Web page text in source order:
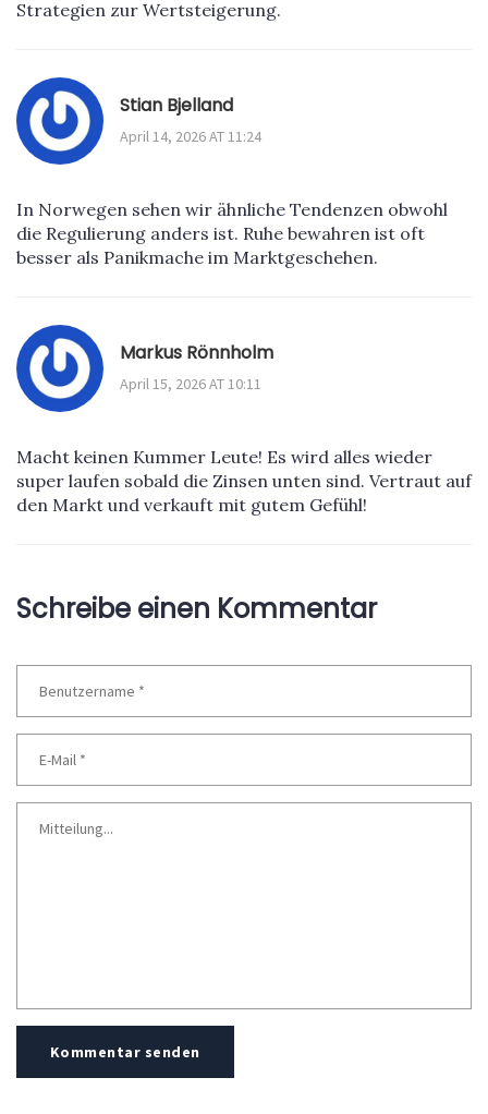
Strategien zur Wertsteigerung.
Stian Bjelland
April 14, 2026 AT 11:24
In Norwegen sehen wir ähnliche Tendenzen obwohl
die Regulierung anders ist. Ruhe bewahren ist oft
besser als Panikmache im Marktgeschehen.
Markus Rönnholm
April 15, 2026 AT 10:11
Macht keinen Kummer Leute! Es wird alles wieder
super laufen sobald die Zinsen unten sind. Vertraut auf
den Markt und verkauft mit gutem Gefühl!
Schreibe einen Kommentar
Kommentar senden